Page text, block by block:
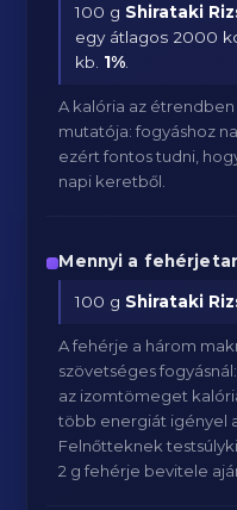
100 g Shirataki
egy átlagos 2000
kb. 1%
A kalória az
mutatója: fogyáshoz
ezért fontos tudni,
napi keretből.
Mennyi a
100 g Shirataki
A fehérje a három
szövetséges
az izomtömeget
több energiát igényel
Felnőtteknek
2 g fehérje bevitele